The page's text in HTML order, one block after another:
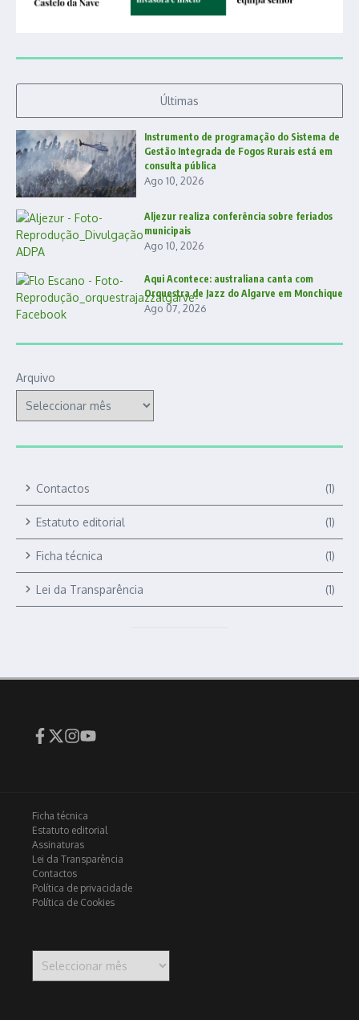
Últimas
Instrumento de programação do Sistema de
Gestão Integrada de Fogos Rurais está em
consulta pública
Ago 10, 2026
Aljezur realiza conferência sobre feriados
municipais
Ago 10, 2026
Aqui Acontece: australiana canta com
Orquestra de Jazz do Algarve em Monchique
Ago 07, 2026
Arquivo
Contactos (1)
Estatuto editorial (1)
Ficha técnica (1)
Lei da Transparência (1)
Ficha técnica
Estatuto editorial
Assinaturas
Lei da Transparência
Contactos
Política de privacidade
Política de Cookies